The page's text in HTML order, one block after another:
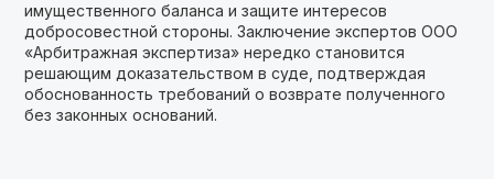
имущественного баланса и защите интересов
добросовестной стороны. Заключение экспертов ООО
«Арбитражная экспертиза» нередко становится
решающим доказательством в суде, подтверждая
обоснованность требований о возврате полученного
без законных оснований.